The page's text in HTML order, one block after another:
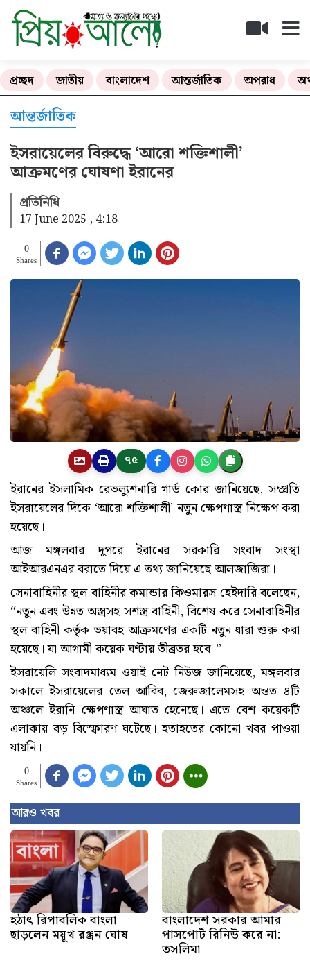
প্রচ্ছদ জাতীয় বাংলাদেশ আন্তর্জাতিক অপরাধ
আন্তর্জাতিক
ইসরায়েলের বিরুদ্ধে ‘আরো শক্তিশালী’
আক্রমণের ঘোষণা ইরানের
প্রতিনিধি
17 June 2025 , 4:18
0
Shares
৭৫
ইরানের ইসলামিক রেভল্যুশনারি গার্ড কোর জানিয়েছে, সম্প্রতি
ইসরায়েলের দিকে ‘আরো শক্তিশালী’ নতুন ক্ষেপণাস্ত্র নিক্ষেপ করা
হয়েছে।
আজ মঙ্গলবার দুপরে ইরানের সরকারি সংবাদ সংস্থা
আইআরএনএর বরাতে দিয়ে এ তথ্য জানিয়েছে আলজাজিরা।
সেনাবাহিনীর স্থল বাহিনীর কমান্ডার কিওমারস হেইদারি বলেছেন,
“নতুন এবং উন্নত অস্ত্রসহ সশস্ত্র বাহিনী, বিশেষ করে সেনাবাহিনীর
স্থল বাহিনী কর্তৃক ভয়াবহ আক্রমণের একটি নতুন ধারা শুরু করা
হয়েছে। যা আগামী কয়েক ঘণ্টায় তীব্রতর হবে।”
ইসরায়েলি সংবাদমাধ্যম ওয়াই নেট নিউজ জানিয়েছে, মঙ্গলবার
সকালে ইসরায়েলের তেল আবিব, জেরুজালেমসহ অন্তত ৪টি
অঞ্চলে ইরানি ক্ষেপণাস্ত্র আঘাত হেনেছে। এতে বেশ কয়েকটি
এলাকায় বড় বিস্ফোরণ ঘটেছে। হতাহতের কোনো খবর পাওয়া
যায়নি।
0
Shares
আরও খবর
হঠাৎ রিপাবলিক বাংলা
ছাড়লেন ময়ূখ রঞ্জন ঘোষ
বাংলাদেশ সরকার আমার
পাসপোর্ট রিনিউ করে না:
তসলিমা